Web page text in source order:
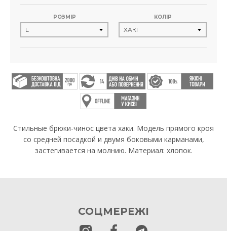
РОЗМІР КОЛІР
Стильные брюки-чинос цвета хаки. Модель прямого кроя
со средней посадкой и двумя боковыми карманами,
застегивается на молнию. Материал: хлопок.
СОЦМЕРЕЖІ